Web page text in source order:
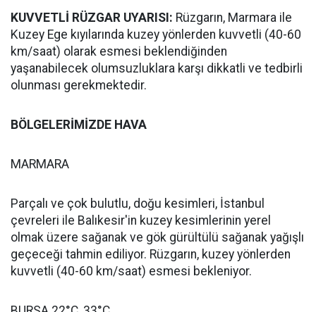
KUVVETLİ RÜZGAR UYARISI: Rüzgarın, Marmara ile
Kuzey Ege kıyılarında kuzey yönlerden kuvvetli (40-60
km/saat) olarak esmesi beklendiğinden
yaşanabilecek olumsuzluklara karşı dikkatli ve tedbirli
olunması gerekmektedir.
BÖLGELERİMİZDE HAVA
MARMARA
Parçalı ve çok bulutlu, doğu kesimleri, İstanbul
çevreleri ile Balıkesir'in kuzey kesimlerinin yerel
olmak üzere sağanak ve gök gürültülü sağanak yağışlı
geçeceği tahmin ediliyor. Rüzgarın, kuzey yönlerden
kuvvetli (40-60 km/saat) esmesi bekleniyor.